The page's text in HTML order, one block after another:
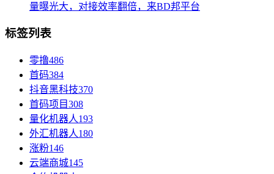
量曝光大，对接效率翻倍，来BD邦平台
标签列表
零撸486
首码384
抖音黑科技370
首码项目308
量化机器人193
外汇机器人180
涨粉146
云端商城145